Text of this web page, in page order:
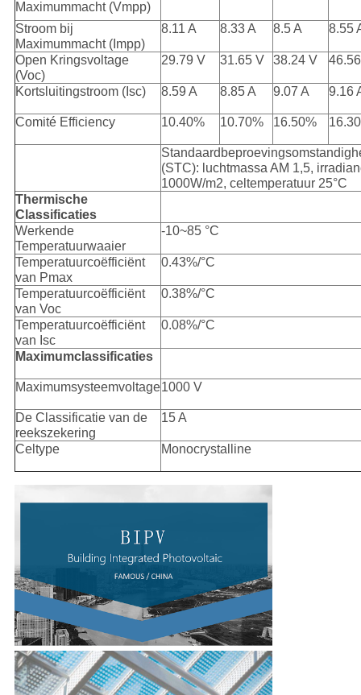
Maximummacht (Vmpp)
Stroom bij
Maximummacht (Impp)
8.11 A 8.33 A 8.5 A 8.55
Open Kringsvoltage
(Voc)
29.79 V 31.65 V 38.24 V
Kortsluitingstroom (Isc) 8.59 A 8.85 A 9.07 A 9.16
Comité Efficiency 10.40% 10.70% 16.50%
(STC): luchtmassa AM 1,5,
1000W/m2, celtemperatuur 25°C
Thermische
Classificaties
Werkende
Temperatuurwaaier
-10~85 °C
Temperatuurcoëfficiënt
van Pmax
0.43%/°C
Temperatuurcoëfficiënt
van Voc
0.38%/°C
Temperatuurcoëfficiënt
van Isc
0.08%/°C
Maximumclassificaties
Maximumsysteemvoltage1000 V
De Classificatie van de
reekszekering
15 A
Celtype Monocrystalline